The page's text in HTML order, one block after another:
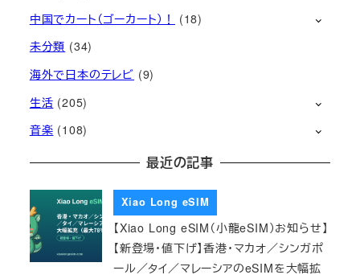
中国でカート（ゴーカート）！
(18)
未分類 (34)
海外で日本のテレビ (9)
生活 (205)
音楽 (108)
最近の記事
Xiao Long eSIM
【Xiao Long eSIM（小龍eSIM）お知らせ】
【新登場・値下げ】香港・マカオ／シンガポ
ール／タイ／マレーシアのeSIMを大幅拡